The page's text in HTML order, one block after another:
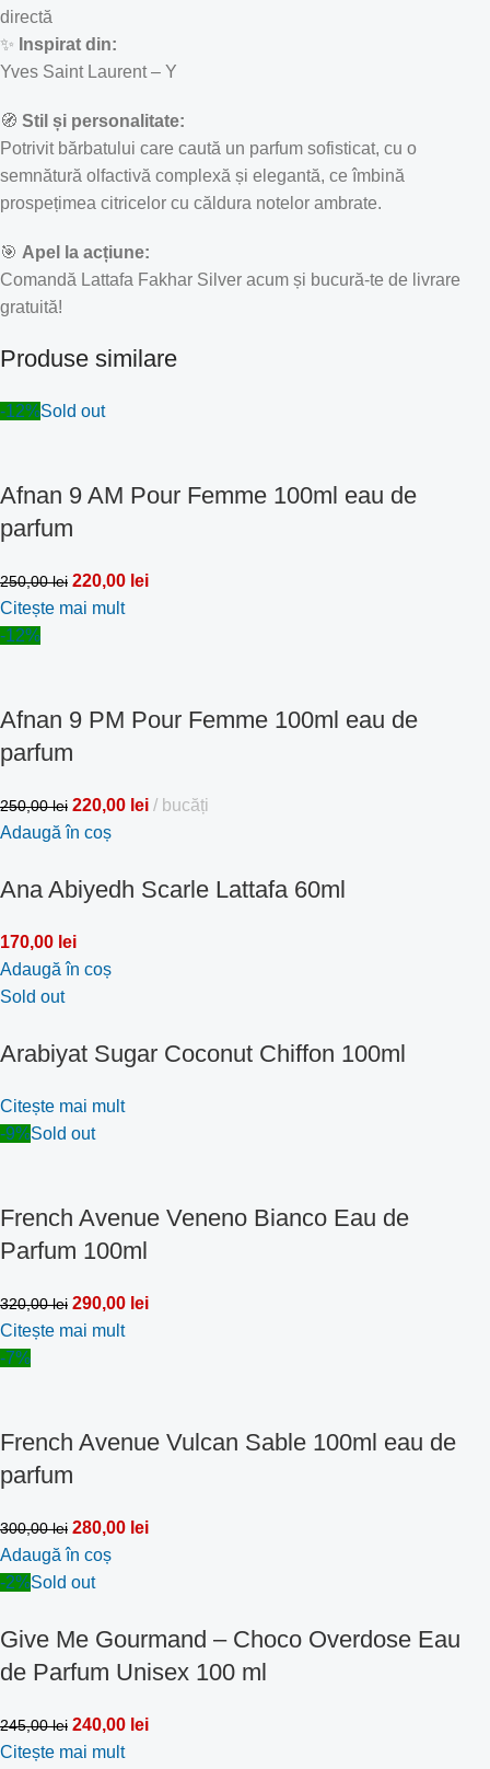
directă
✨ Inspirat din:
Yves Saint Laurent – Y
🧭 Stil și personalitate:
Potrivit bărbatului care caută un parfum sofisticat, cu o
semnătură olfactivă complexă și elegantă, ce îmbină
prospețimea citricelor cu căldura notelor ambrate.
🎯 Apel la acțiune:
Comandă Lattafa Fakhar Silver acum și bucură-te de livrare
gratuită!
Produse similare
-12%Sold out
Afnan 9 AM Pour Femme 100ml eau de
parfum
250,00lei 220,00 lei
Citește mai mult
-12%
Afnan 9 PM Pour Femme 100ml eau de
parfum
250,00lei 220,00 lei
bucăți
Adaugă în coș
Ana Abiyedh Scarle Lattafa 60ml
170,00 lei
Adaugă în coș
Sold out
Arabiyat Sugar Coconut Chiffon 100ml
Citește mai mult
-9%Sold out
French Avenue Veneno Bianco Eau de
Parfum 100ml
320,00lei 290,00 lei
Citește mai mult
-7%
French Avenue Vulcan Sable 100ml eau de
parfum
300,00lei 280,00 lei
Adaugă în coș
-2%Sold out
Give Me Gourmand – Choco Overdose Eau
de Parfum Unisex 100 ml
245,00lei 240,00 lei
Citește mai mult